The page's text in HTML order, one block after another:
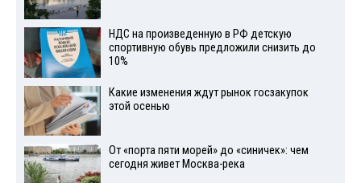
НДС на произведенную в РФ детскую
спортивную обувь предложили снизить до
10%
Какие изменения ждут рынок госзакупок
этой осенью
От «порта пяти морей» до «синичек»: чем
сегодня живет Москва-река